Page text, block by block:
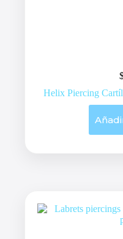
Helix Piercing